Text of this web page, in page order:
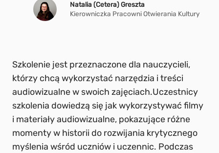
Natalia (Cetera) Greszta
Kierowniczka Pracowni Otwierania Kultury
Szkolenie jest przeznaczone dla nauczycieli,
którzy chcą wykorzystać narzędzia i treści
audiowizualne w swoich zajęciach.Uczestnicy
szkolenia dowiedzą się jak wykorzystywać filmy
i materiały audiowizualne, pokazujące różne
momenty w historii do rozwijania krytycznego
myślenia wśród uczniów i uczennic. Podczas